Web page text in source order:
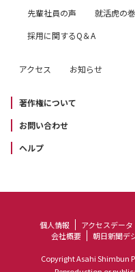
先輩社員の声
就活虎の巻
採用に関するQ＆A
アクセス お知らせ
著作権について
お問い合わせ
ヘルプ
個人情報 アクセスデータ
会社概要
朝日新聞デ
Copyright Asahi Shimbun